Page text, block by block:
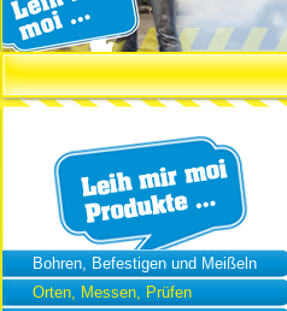
Bohren, Befestigen und Meißeln
Orten, Messen, Prüfen